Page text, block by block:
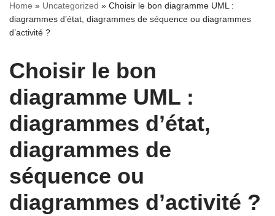
Home » Uncategorized » Choisir le bon diagramme UML :
diagrammes d’état, diagrammes de séquence ou diagrammes
d’activité ?
Choisir le bon
diagramme UML :
diagrammes d’état,
diagrammes de
séquence ou
diagrammes d’activité ?